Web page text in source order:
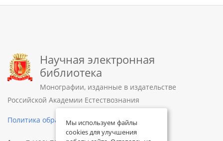
Научная электронная
библиотека
Монографии, изданные в издательстве
Российской Академии Естествознания
Политика обработки персональных данных
Мы используем файлы
cookies для улучшения